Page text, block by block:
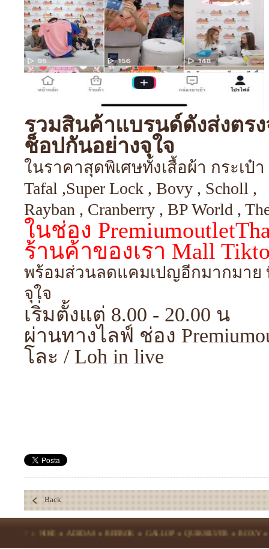
รวมสินค้าแบรนด์ดังส่งตรง
ช็อปกันอย่างจุใจ
ในราคาสุดพิเศษทั้งเสื้อผ้า กระเป๋า
Tafal ,Super Lock , Bovy , Scholl ,
Rayban , Cranberry , BP World ,
ในช่อง
ร้านค้าของเรา Mall
พร้อมส่วนลดแคมเปญอีกมากมาย
จุใจ
เริ่มตั้งแต่ 8.00 - 20.00 น
ผ่านทางไลฟ์ ช่อง
โละ / Loh in live
Back
ADIDAS REEBOK GALLOP QUIKSILVER ROXY ECKO